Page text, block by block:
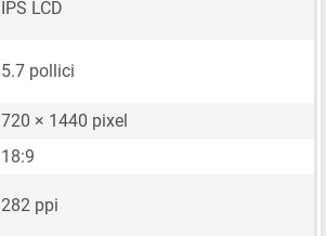
IPS LCD
5.7 pollici
720 × 1440 pixel
18:9
282 ppi